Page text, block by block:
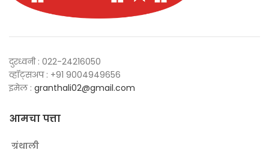
दुरध्वनी : 022-24216050
व्हॉट्सअप : +91 9004949656
इमेल : granthali02@gmail.com
आमचा पत्ता
ग्रंथाली